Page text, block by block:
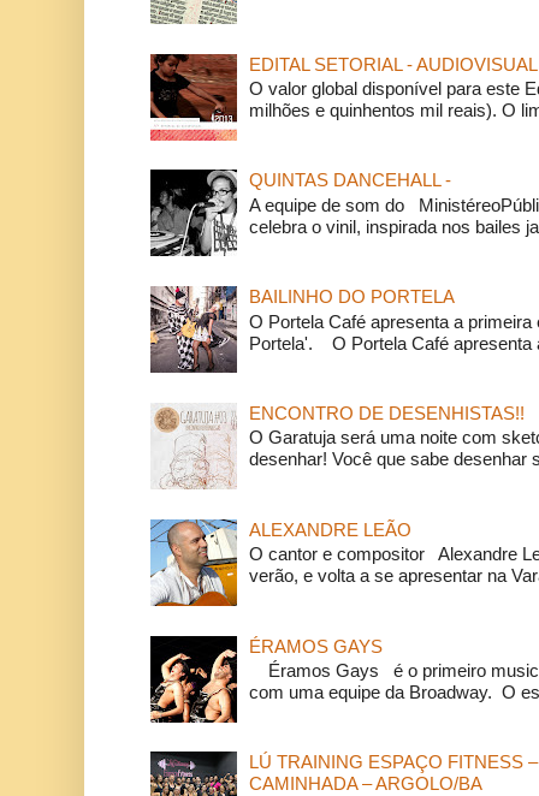
EDITAL SETORIAL - AUDIOVISUAL
O valor global disponível para este
milhões e quinhentos mil reais). O
QUINTAS DANCEHALL -
A equipe de som do
celebra o vinil, inspirada nos bailes
BAILINHO DO PORTELA
O Portela Café apresenta a
Portela'. O Portela Café apresenta
ENCONTRO DE DESENHISTAS!!
O Garatuja será uma noite com
desenhar! Você que sabe desenhar
ALEXANDRE LEÃO
O cantor e compositor Alexandre
verão, e volta a se apresentar na
ÉRAMOS GAYS
Éramos Gays é o primeiro
com uma equipe da Broadway. O
LÚ TRAINING ESPAÇO FITNESS
CAMINHADA – ARGOLO/BA